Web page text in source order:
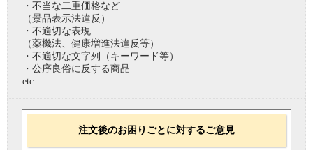
・不当な二重価格など
（景品表示法違反）
・不適切な表現
（薬機法、健康増進法違反等）
・不適切な文字列（キーワード等）
・公序良俗に反する商品
etc.
注文後のお困りごとに対するご意見